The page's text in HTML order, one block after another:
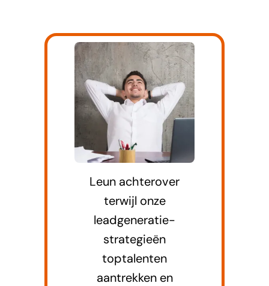
Leun achterover
terwijl onze
leadgeneratie-
strategieën
toptalenten
aantrekken en